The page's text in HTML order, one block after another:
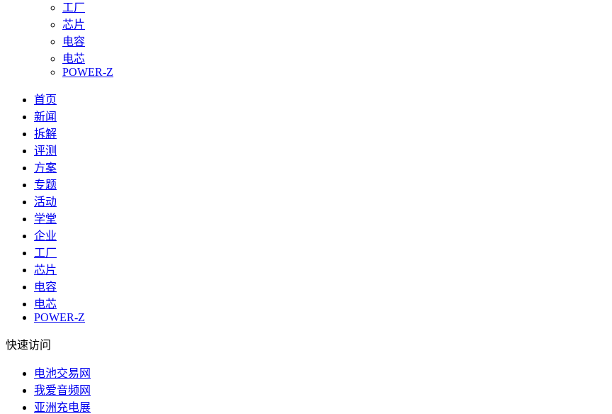
工厂
芯片
电容
电芯
POWER-Z
首页
新闻
拆解
评测
方案
专题
活动
学堂
企业
工厂
芯片
电容
电芯
POWER-Z
快速访问
电池交易网
我爱音频网
亚洲充电展